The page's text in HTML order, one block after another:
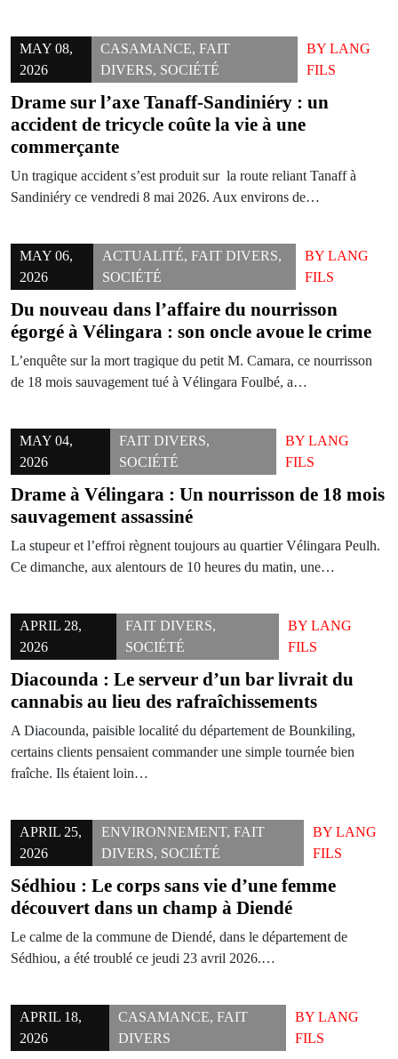
MAY 08,
2026
CASAMANCE,FAIT
DIVERS, SOCIÉTÉ
BY LANG
FILS
Drame sur l’axe Tanaff-Sandiniéry : un
accident de tricycle coûte la vie à une
commerçante
Un tragique accident s’est produit sur la route reliant Tanaff à
Sandiniéry ce vendredi 8 mai 2026. Aux environs de…
MAY 06,
2026
ACTUALITÉ,FAIT DIVERS,
SOCIÉTÉ
BY LANG
FILS
Du nouveau dans l’affaire du nourrisson
égorgé à Vélingara : son oncle avoue le crime
L’enquête sur la mort tragique du petit M. Camara, ce nourrisson
de 18 mois sauvagement tué à Vélingara Foulbé, a…
MAY 04,
2026
FAIT DIVERS,
SOCIÉTÉ
BYLANG
FILS
Drame à Vélingara : Un nourrisson de 18 mois
sauvagement assassiné
La stupeur et l’effroi règnent toujours au quartier Vélingara Peulh.
Ce dimanche, aux alentours de 10 heures du matin, une…
APRIL 28,
2026
FAIT DIVERS,
SOCIÉTÉ
BY LANG
FILS
Diacounda : Le serveur d’un bar livrait du
cannabis au lieu des rafraîchissements
A Diacounda, paisible localité du département de Bounkiling,
certains clients pensaient commander une simple tournée bien
fraîche. Ils étaient loin…
APRIL 25,
2026
ENVIRONNEMENT, FAIT
DIVERS, SOCIÉTÉ
BYLANG
FILS
Sédhiou : Le corps sans vie d’une femme
découvert dans un champ à Diendé
​Le calme de la commune de Diendé, dans le département de
Sédhiou, a été troublé ce jeudi 23 avril 2026.…
APRIL 18,
2026
CASAMANCE, FAIT
DIVERS
BYLANG
FILS